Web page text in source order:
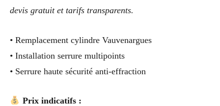
devis gratuit et tarifs transparents.
• Remplacement cylindre Vauvenargues
• Installation serrure multipoints
• Serrure haute sécurité anti-effraction
Prix indicatifs :